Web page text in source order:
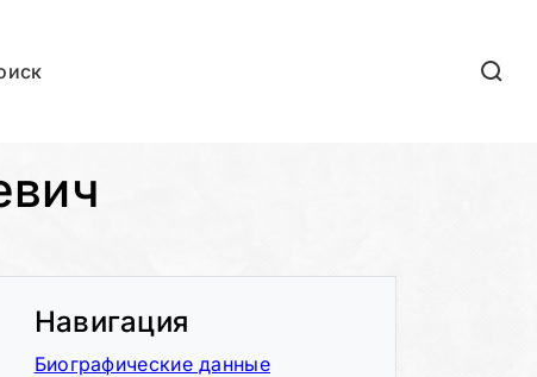
Навигация
Биографические данные